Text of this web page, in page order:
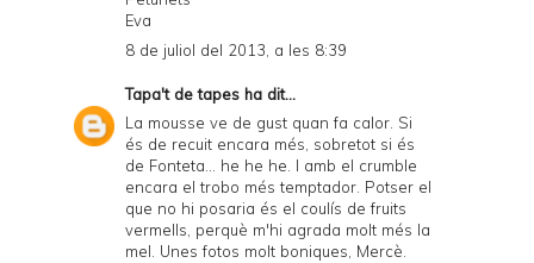
n
d
l
y
a
n
Eva
8 de juliol del 2013, a les 8:39
Tapa't de tapes ha dit...
La mousse ve de gust quan fa calor. Si
és de recuit encara més, sobretot si és
de Fonteta... he he he. I amb el crumble
encara el trobo més temptador. Potser el
que no hi posaria és el coulís de fruits
vermells, perquè m'hi agrada molt més la
mel. Unes fotos molt boniques, Mercè.